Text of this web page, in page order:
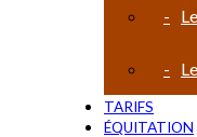
TARIFS
ÉQUITATION